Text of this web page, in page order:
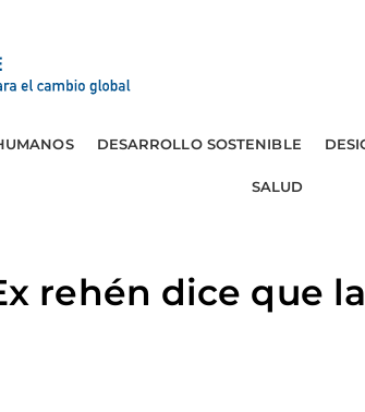
DESARROLLO SOSTENIBLE
SALUD
rehén dice que